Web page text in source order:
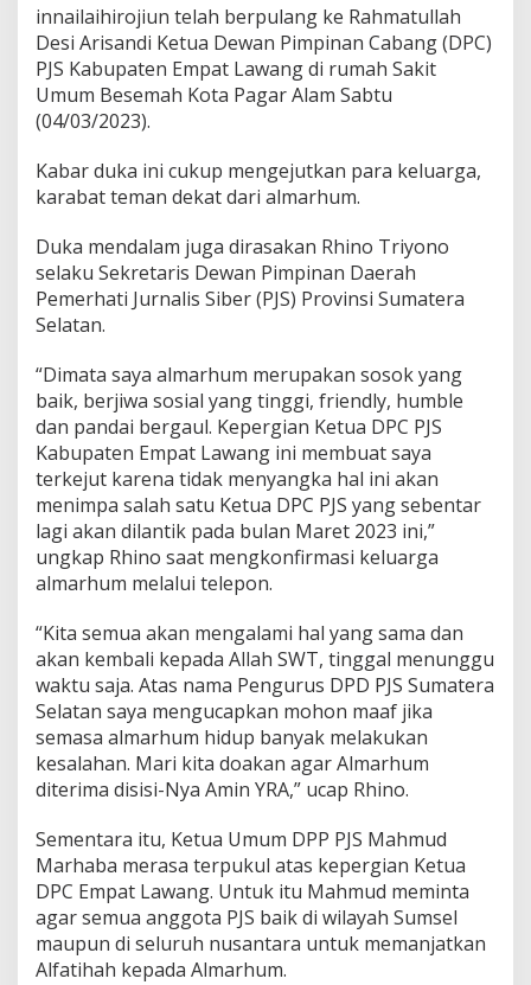
U
s
a
*
innailaihirojiun telah berpulang ke Rahmatullah
Desi Arisandi Ketua Dewan Pimpinan Cabang (DPC)
PJS Kabupaten Empat Lawang di rumah Sakit
Umum Besemah Kota Pagar Alam Sabtu
(04/03/2023).
Kabar duka ini cukup mengejutkan para keluarga,
karabat teman dekat dari almarhum.
Duka mendalam juga dirasakan Rhino Triyono
selaku Sekretaris Dewan Pimpinan Daerah
Pemerhati Jurnalis Siber (PJS) Provinsi Sumatera
Selatan.
“Dimata saya almarhum merupakan sosok yang
baik, berjiwa sosial yang tinggi, friendly, humble
dan pandai bergaul. Kepergian Ketua DPC PJS
Kabupaten Empat Lawang ini membuat saya
terkejut karena tidak menyangka hal ini akan
menimpa salah satu Ketua DPC PJS yang sebentar
lagi akan dilantik pada bulan Maret 2023 ini,”
ungkap Rhino saat mengkonfirmasi keluarga
almarhum melalui telepon.
“Kita semua akan mengalami hal yang sama dan
akan kembali kepada Allah SWT, tinggal menunggu
waktu saja. Atas nama Pengurus DPD PJS Sumatera
Selatan saya mengucapkan mohon maaf jika
semasa almarhum hidup banyak melakukan
kesalahan. Mari kita doakan agar Almarhum
diterima disisi-Nya Amin YRA,” ucap Rhino.
Sementara itu, Ketua Umum DPP PJS Mahmud
Marhaba merasa terpukul atas kepergian Ketua
DPC Empat Lawang. Untuk itu Mahmud meminta
agar semua anggota PJS baik di wilayah Sumsel
maupun di seluruh nusantara untuk memanjatkan
Alfatihah kepada Almarhum.